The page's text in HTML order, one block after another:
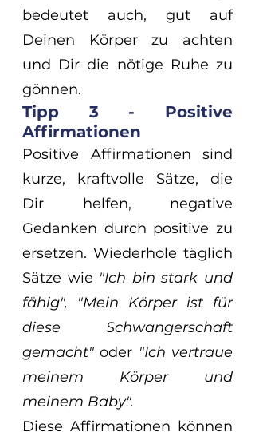
bedeutet auch, gut auf
Deinen Körper zu achten
und Dir die nötige Ruhe zu
gönnen.
Tipp 3 - Positive
Affirmationen
Positive Affirmationen sind
kurze, kraftvolle Sätze, die
Dir helfen, negative
Gedanken durch positive zu
ersetzen. Wiederhole täglich
Sätze wie "Ich bin stark und
fähig", "Mein Körper ist für
diese Schwangerschaft
gemacht" oder "Ich vertraue
meinem Körper und
meinem Baby".
Diese Affirmationen können